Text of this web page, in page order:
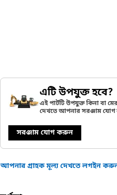
এটি উপযুক্ত হবে?
এই পার্টটি উপযুক্ত কিনা বা
দেখতে আপনার সরঞ্জাম
সরঞ্জাম যোগ করুন
আপনার গ্রাহক মূল্য দেখতে লগইন